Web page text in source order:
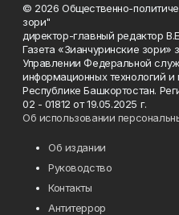
© 2026 Общественно-
зори"
директор-главный редактор
Газета «Зианчуринские зори»
Управлении Федеральной
информационных технологий
Республике Башкортостан.
02 - 01812 от 19.05.2025 г.
Об использовании
Об издании
Руководство
Контакты
Антитеррор